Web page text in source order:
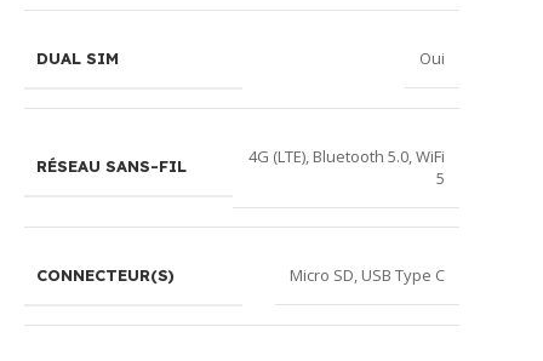
DUAL SIM Oui
RÉSEAU SANS-FIL 4G (LTE), Bluetooth 5.0,WiFi
5
CONNECTEUR(S) Micro SD, USB Type C